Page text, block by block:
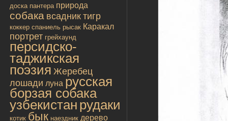
доска пантера природа
собака всадник тигр
коккер спаниель рысак Каракал
портрет грейхаунд
персидско-
таджикская
поэзия Жеребец
лошади луна русская
борзая собака
узбекистан рудаки
котик бык наездник дерево